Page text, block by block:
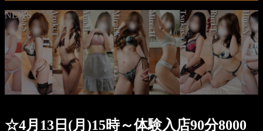
NEWS
☆4月13日(月)15時～体験入店90分8000